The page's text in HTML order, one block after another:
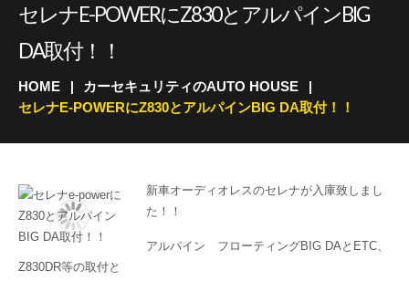
セレナE-POWERにZ830とアルパインBIG
DA取付！！
HOME
カーセキュリティのAUTO HOUSE
セレナE-POWERにZ830とアルパインBIG DA取付！！
新車オーディオレスのセレナが入庫致しまし
た！！
アルパイン フローティングBIG DAとETC、
Z830DR等の取付と